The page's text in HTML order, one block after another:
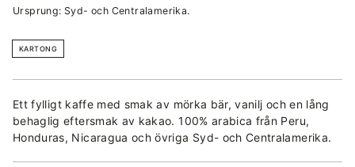
Ursprung: Syd- och Centralamerika.
KARTONG
Ett fylligt kaffe med smak av mörka bär, vanilj och en lång
behaglig eftersmak av kakao. 100% arabica från Peru,
Honduras, Nicaragua och övriga Syd- och Centralamerika.